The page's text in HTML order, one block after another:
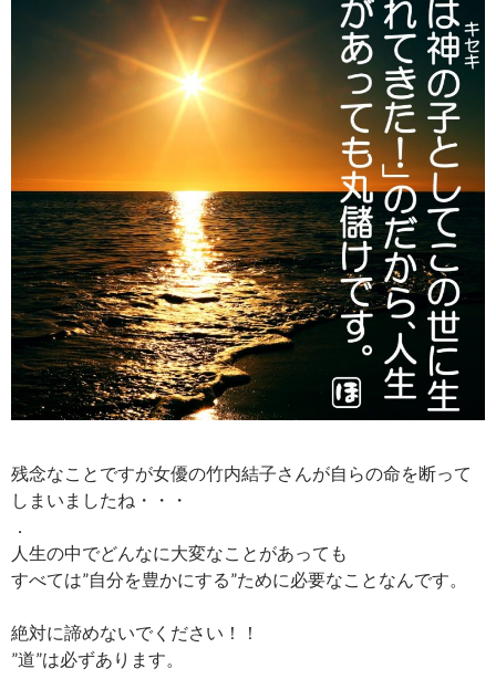
残念なことですが女優の竹内結子さんが自らの命を断って
しまいましたね・・・
．
人生の中でどんなに大変なことがあっても
すべては”自分を豊かにする”ために必要なことなんです。
絶対に諦めないでください！！
”道”は必ずあります。